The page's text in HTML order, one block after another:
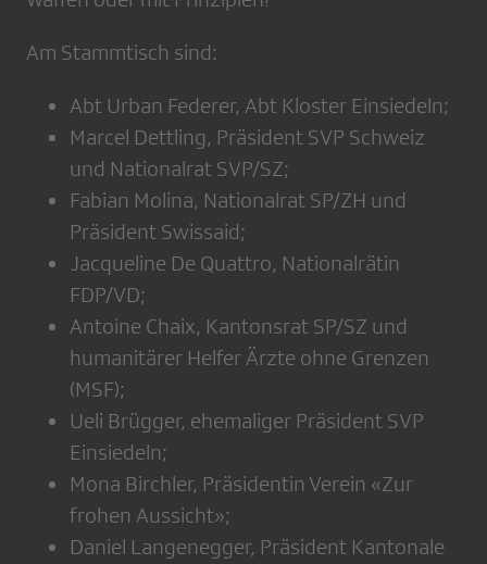
Am Stammtisch sind:
Abt Urban Federer, Abt Kloster Einsiedeln;
Marcel Dettling, Präsident SVP Schweiz
und Nationalrat SVP/SZ;
Fabian Molina, Nationalrat SP/ZH und
Präsident Swissaid;
Jacqueline De Quattro, Nationalrätin
FDP/VD;
Antoine Chaix, Kantonsrat SP/SZ und
humanitärer Helfer Ärzte ohne Grenzen
(MSF);
Ueli Brügger, ehemaliger Präsident SVP
Einsiedeln;
Mona Birchler, Präsidentin Verein «Zur
frohen Aussicht»;
Daniel Langenegger, Präsident Kantonale